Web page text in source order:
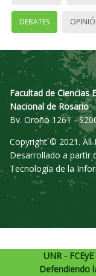
DEBATES
Facultad de Ciencias
Nacional de Rosario
Bv. Oroño 1261 -
Copyright © 2021. All
Desarrollado a partir
Tecnología de la
UNR -
Defendiendo